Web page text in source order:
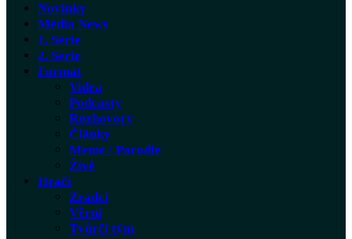
Novinky
Média News
1. Série
2. Série
Formát
Videa
Podcasty
Rozhovory
Články
Meme / Parodie
Živě
Hráči
Zrádci
Věrní
Tvůrčí tým